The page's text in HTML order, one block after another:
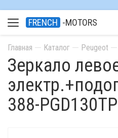
FRENCH -MOTORS
Главная Каталог Peugeot
Зеркало
388-PGD130TP